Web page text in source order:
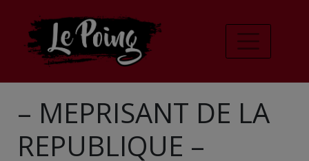
– MEPRISANT DE LA
REPUBLIQUE –